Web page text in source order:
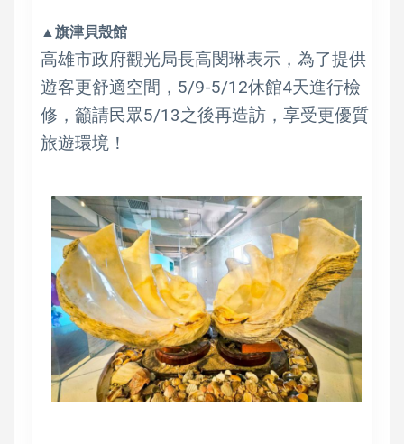
▲旗津貝殼館
高雄市政府觀光局長高閔琳表示，為了提供
遊客更舒適空間，5/9-5/12休館4天進行檢
修，籲請民眾5/13之後再造訪，享受更優質
旅遊環境！